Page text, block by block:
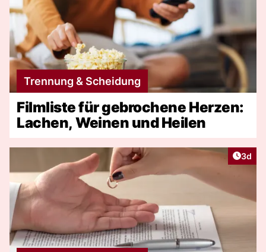
Trennung & Scheidung
Filmliste für gebrochene Herzen:
Lachen, Weinen und Heilen
3d